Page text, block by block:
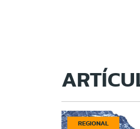
REGIONAL